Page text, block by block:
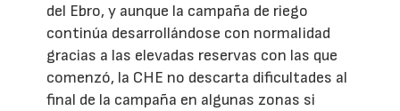
del Ebro, y aunque la campaña de riego
continúa desarrollándose con normalidad
gracias a las elevadas reservas con las que
comenzó, la CHE no descarta dificultades al
final de la campaña en algunas zonas si